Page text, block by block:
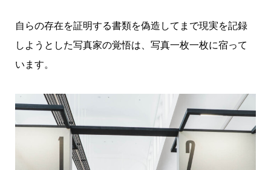
自らの存在を証明する書類を偽造してまで現実を記録
しようとした写真家の覚悟は、写真一枚一枚に宿って
います。